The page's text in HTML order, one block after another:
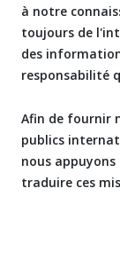
à notre
toujours de
des
responsabilité
Afin de fournir
publics
nous
traduire ces